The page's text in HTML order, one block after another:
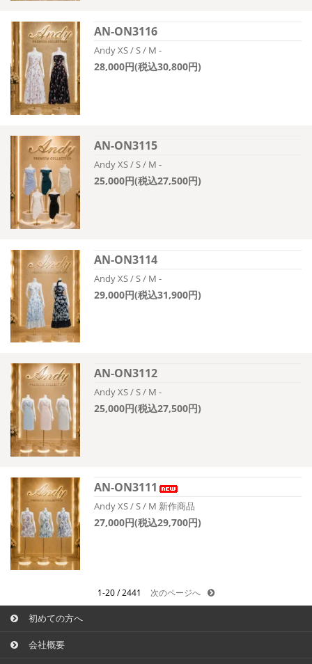
AN-ON3116
Andy XS / S / M -
28,000円(税込30,800円)
AN-ON3115
Andy XS / S / M -
25,000円(税込27,500円)
AN-ON3114
Andy XS / S / M -
29,000円(税込31,900円)
AN-ON3112
Andy XS / S / M -
25,000円(税込27,500円)
AN-ON3111
Andy XS / S / M 新作商品
27,000円(税込29,700円)
1-20 / 2441 次のページへ
初めての方へ
会社概要